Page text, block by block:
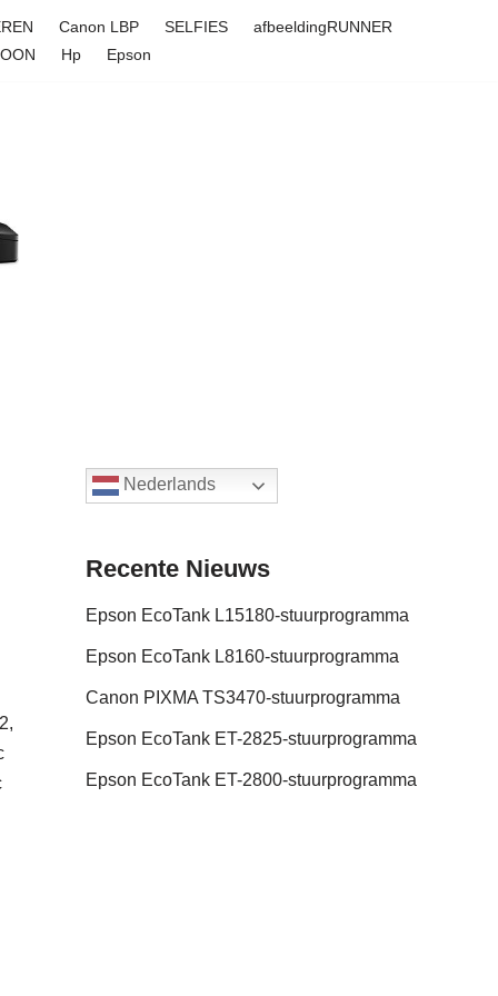
Canon LBP SELFIES
afbeeldingRUNNER
Hp Epson
Nederlands
Recente Nieuws
Epson EcoTank L15180-stuurprogramma
Epson EcoTank L8160-stuurprogramma
Canon PIXMA TS3470-stuurprogramma
Epson EcoTank ET-2825-stuurprogramma
Epson EcoTank ET-2800-stuurprogramma